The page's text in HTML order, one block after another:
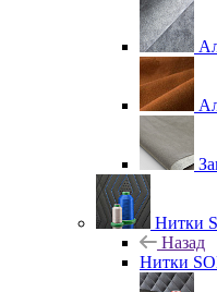
Нитки
Назад
Нитки